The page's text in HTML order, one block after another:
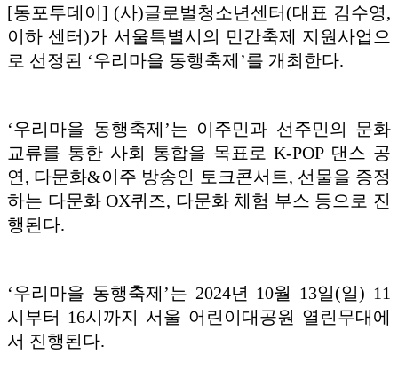
[동포투데이] (사)글로벌청소년센터(대표 김수영,
이하 센터)가 서울특별시의 민간축제 지원사업으
로 선정된 ‘우리마을 동행축제’를 개최한다.
‘우리마을 동행축제’는 이주민과 선주민의 문화
교류를 통한 사회 통합을 목표로 K-POP 댄스 공
연, 다문화&이주 방송인 토크콘서트, 선물을 증정
하는 다문화 OX퀴즈, 다문화 체험 부스 등으로 진
행된다.
‘우리마을 동행축제’는 2024년 10월 13일(일) 11
시부터 16시까지 서울 어린이대공원 열린무대에
서 진행된다.